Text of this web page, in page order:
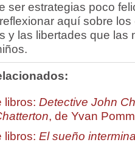
ser estrategias poco
aquí sobre
y las libertades que las
libros: Detective John
, de Yvan
libros: El sueño